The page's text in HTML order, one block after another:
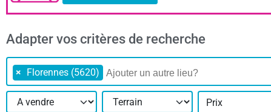
Adapter vos critères de recherche
× Florennes (5620)
Prix